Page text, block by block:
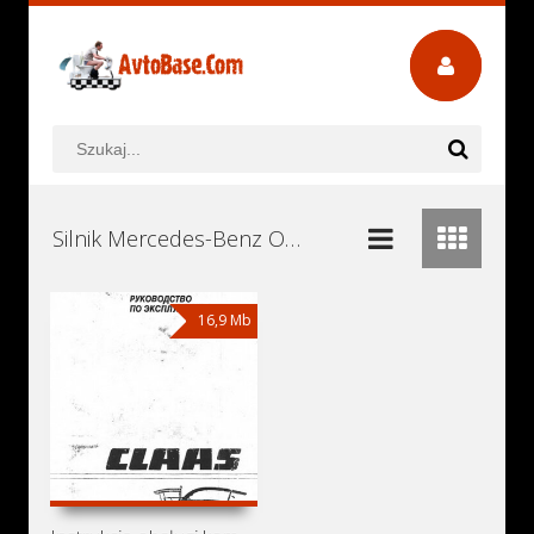
Silnik Mercedes-Benz OM441 Instrukcje Obsługi, Książki Serwisowe i Naprawy Download - Pobierz za Darmo
16,9 Mb